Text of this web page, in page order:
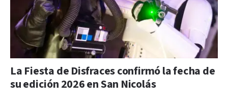
La Fiesta de Disfraces confirmó la fecha de
su edición 2026 en San Nicolás